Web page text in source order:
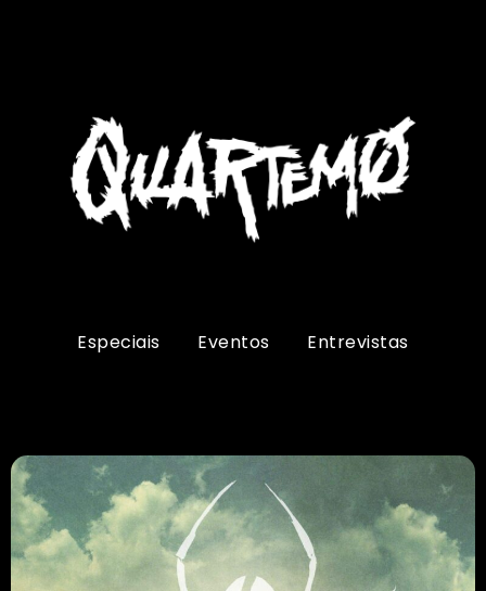
Especiais Eventos Entrevistas